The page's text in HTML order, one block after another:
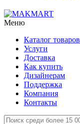
Меню
Каталог товаров
Услуги
Доставка
Как купить
Дизайнерам
Поддержка
Компания
Контакты